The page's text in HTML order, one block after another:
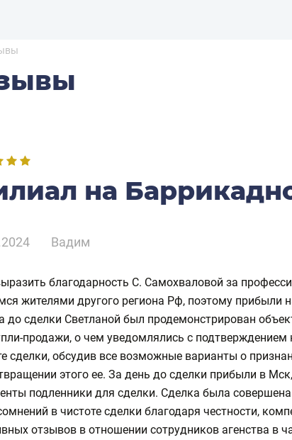
на
Вадим
благодарность С. Самохваловой за
жителями другого региона Рф, поэтому прибыли
до сделки Светланой был продемонстрирован
продажи, о чем уведомлялись с
сделки, обсудив все возможные варианты о
этого ее. За день до сделки прибыли в
подленники для сделки. Сделка была
в чистоте сделки благодаря честности,
отзывов в отношении сотрудников агенства в